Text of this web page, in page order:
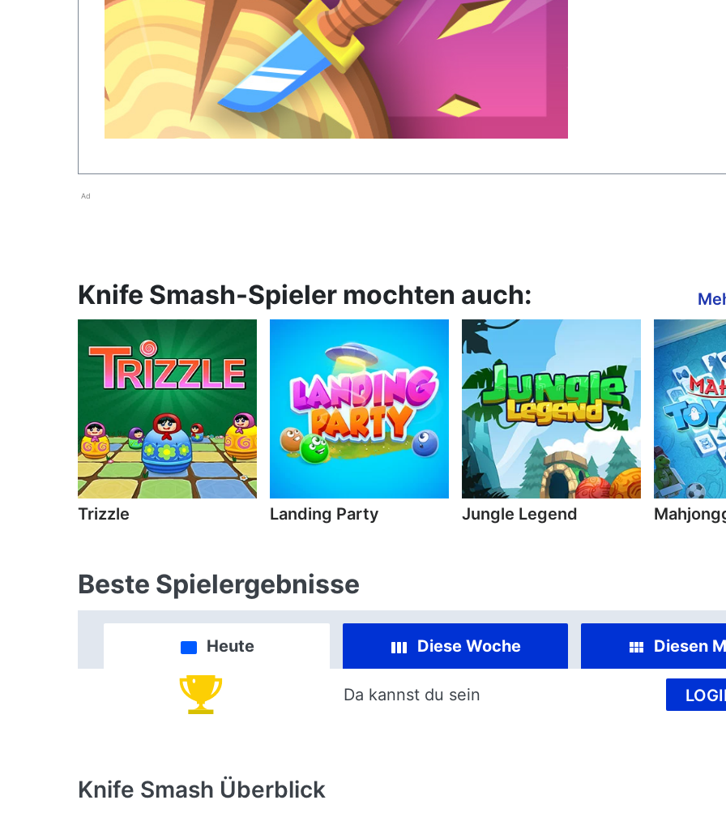
Ad
Knife Smash-Spieler mochten auch:
Trizzle Landing Party Jungle Legend
Beste Spielergebnisse
Heute Diese Woche Diesen
Da kannst du sein
Knife Smash Überblick